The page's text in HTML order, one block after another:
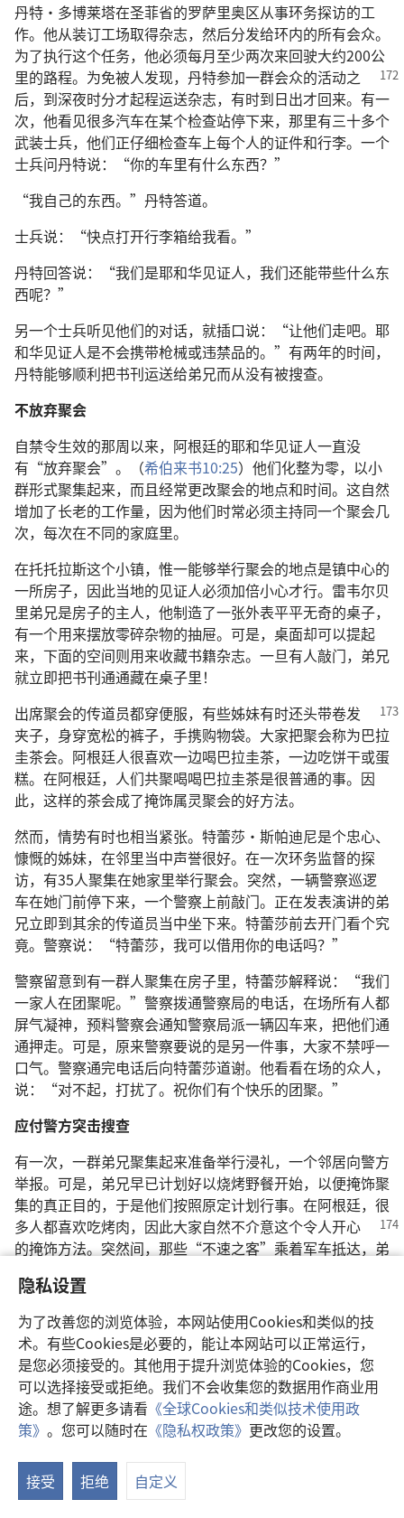
隐私设置
为了改善您的浏览体验，本网站使用Cookies和类似的技
术。有些Cookies是必要的，能让本网站可以正常运行，
是您必须接受的。其他用于提升浏览体验的Cookies，您
可以选择接受或拒绝。我们不会收集您的数据用作商业用
途。想了解更多请看 《全球Cookies和类似技术使用政
策》 。您可以随时在 《隐私权政策》 更改您的设置。
接受 拒绝 自定义
丹特·多博莱塔在圣菲省的罗萨里奥区从事环务探访的工
作。他从装订工场取得杂志，然后分发给环内的所有会众。
为了执行这个任务，他必须每月至少两次来回驶大约200公
里的路程。为免被人发现，丹特参加一群会众的活动之
后，到深夜时分才起程运送杂志，有时到日出才回来。有一
次，他看见很多汽车在某个检查站停下来，那里有三十多个
武装士兵，他们正仔细检查车上每个人的证件和行李。一个
士兵问丹特说：“你的车里有什么东西？”
“我自己的东西。”丹特答道。
士兵说：“快点打开行李箱给我看。”
丹特回答说：“我们是耶和华见证人，我们还能带些什么东
西呢？”
另一个士兵听见他们的对话，就插口说：“让他们走吧。耶
和华见证人是不会携带枪械或违禁品的。”有两年的时间，
丹特能够顺利把书刊运送给弟兄而从没有被搜查。
不放弃聚会
自禁令生效的那周以来，阿根廷的耶和华见证人一直没
有“放弃聚会”。（希伯来书10:25）他们化整为零，以小
群形式聚集起来，而且经常更改聚会的地点和时间。这自然
增加了长老的工作量，因为他们时常必须主持同一个聚会几
次，每次在不同的家庭里。
在托托拉斯这个小镇，惟一能够举行聚会的地点是镇中心的
一所房子，因此当地的见证人必须加倍小心才行。雷韦尔贝
里弟兄是房子的主人，他制造了一张外表平平无奇的桌子，
有一个用来摆放零碎杂物的抽屉。可是，桌面却可以提起
来，下面的空间则用来收藏书籍杂志。一旦有人敲门，弟兄
就立即把书刊通通藏在桌子里！
出席聚会的传道员都穿便服，有些姊妹有时还头带卷发
夹子，身穿宽松的裤子，手携购物袋。大家把聚会称为巴拉
圭茶会。阿根廷人很喜欢一边喝巴拉圭茶，一边吃饼干或蛋
糕。在阿根廷，人们共聚喝喝巴拉圭茶是很普通的事。因
此，这样的茶会成了掩饰属灵聚会的好方法。
然而，情势有时也相当紧张。特蕾莎·斯帕迪尼是个忠心、
慷慨的姊妹，在邻里当中声誉很好。在一次环务监督的探
访，有35人聚集在她家里举行聚会。突然，一辆警察巡逻
车在她门前停下来，一个警察上前敲门。正在发表演讲的弟
兄立即到其余的传道员当中坐下来。特蕾莎前去开门看个究
竟。警察说：“特蕾莎，我可以借用你的电话吗？”
警察留意到有一群人聚集在房子里，特蕾莎解释说：“我们
一家人在团聚呢。”警察拨通警察局的电话，在场所有人都
屏气凝神，预料警察会通知警察局派一辆囚车来，把他们通
通押走。可是，原来警察要说的是另一件事，大家不禁呼一
口气。警察通完电话后向特蕾莎道谢。他看看在场的众人，
说：“对不起，打扰了。祝你们有个快乐的团聚。”
应付警方突击搜查
有一次，一群弟兄聚集起来准备举行浸礼，一个邻居向警方
举报。可是，弟兄早已计划好以烧烤野餐开始，以便掩饰聚
集的真正目的，于是他们按照原定计划行事。在阿根廷，很
多人都喜欢吃烤肉，因此大家自然不介意这个令人开心
的掩饰方法。突然间，那些“不速之客”乘着军车抵达，弟
就离开了，并没有查问弟兄在野餐之后有什么“甜品！”
有时候，耶和华见证人所用的词语也发挥保护作用。有一
次，弟兄在私人家里举行聚会，有邻居向警方告密。警察到
达时，除了长老之外，人人都已经离开了。警察敲门要查个
究竟，住在那里的姊妹答道：“所有人都走了，只有一些仆
人留下来。”
他们空手而去。